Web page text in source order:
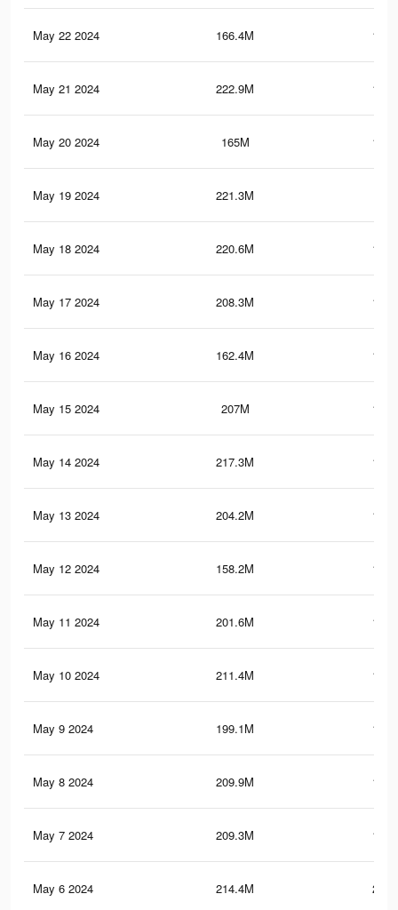
May 22 2024 166.4M
May 21 2024 222.9M
May 20 2024 165M
May 19 2024 221.3M
May 18 2024 220.6M
May 17 2024 208.3M
May 16 2024 162.4M
May 15 2024 207M
May 14 2024 217.3M
May 13 2024 204.2M
May 12 2024 158.2M
May 11 2024 201.6M
May 10 2024 211.4M
May 9 2024 199.1M
May 8 2024 209.9M
May 7 2024 209.3M
May 6 2024 214.4M